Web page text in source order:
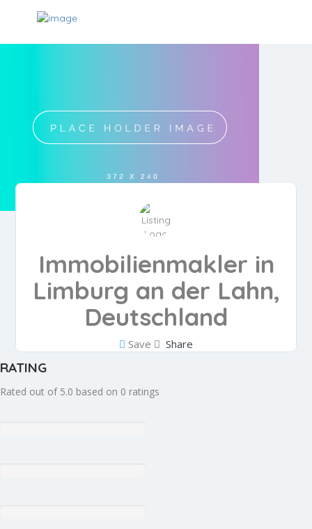
Immobilienmakler in
Limburg an der Lahn,
Deutschland
Save Share
RATING
Rated out of 5.0 based on 0 ratings